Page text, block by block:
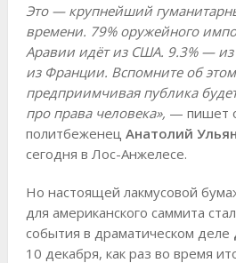
Это — крупнейший
времени. 79% оружейного
Аравии идёт из США. 9.3% —
из Франции. Вспомните об
предприимчивая публика
про права человека», — пишет
политбеженец Анатолий
сегодня в Лос-Анжелесе.
Но настоящей лакмусовой
для американского саммита
события в драматическом деле
10 декабря, как раз во время